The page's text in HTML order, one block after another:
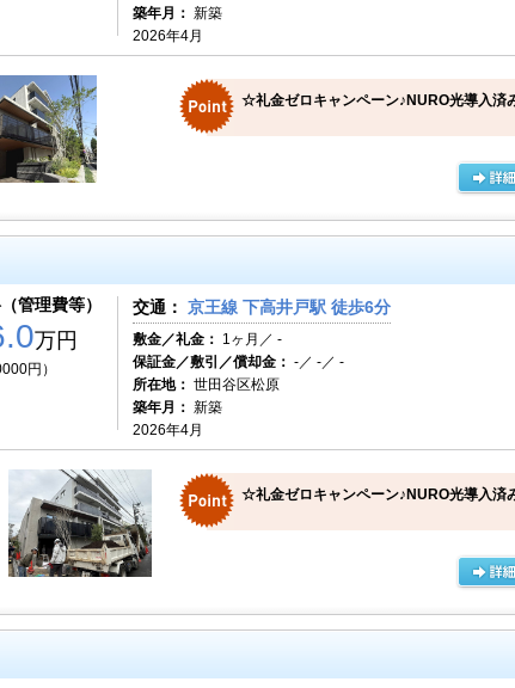
築年月： 新築
2026年4月
☆礼金ゼロキャンペーン♪NURO光導入済
管理費等）
万円
円）
交通： 京王線 下高井戸駅 徒歩6分
敷金／礼金： 1ヶ月／ -
保証金／敷引／償却金： -／ -／ -
所在地： 世田谷区松原
築年月： 新築
2026年4月
☆礼金ゼロキャンペーン♪NURO光導入済